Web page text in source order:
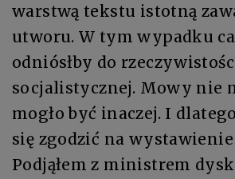
warstwą tekstu istotną
utworu. W tym wypadku
odniósłby do
socjalistycznej. Mowy nie
mogło być inaczej. I
się zgodzić na
Podjąłem z ministrem